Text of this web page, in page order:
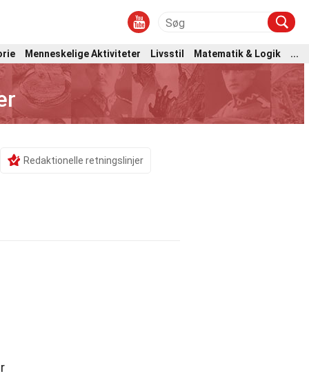
Menneskelige Aktiviteter Livsstil Matematik & Logik ...
Redaktionelle retningslinjer